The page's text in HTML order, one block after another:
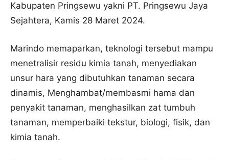
Kabupaten Pringsewu yakni PT. Pringsewu Jaya
Sejahtera, Kamis 28 Maret 2024.
Marindo memaparkan, teknologi tersebut mampu
menetralisir residu kimia tanah, menyediakan
unsur hara yang dibutuhkan tanaman secara
dinamis, Menghambat/membasmi hama dan
penyakit tanaman, menghasilkan zat tumbuh
tanaman, memperbaiki tekstur, biologi, fisik, dan
kimia tanah.